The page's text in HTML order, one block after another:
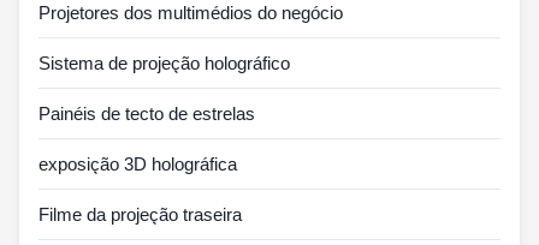
Projetores dos multimédios do negócio
Sistema de projeção holográfico
Painéis de tecto de estrelas
exposição 3D holográfica
Filme da projeção traseira